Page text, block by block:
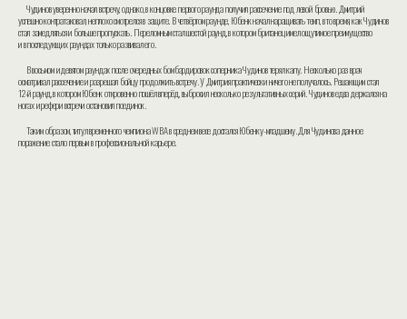
Чудинов уверенно начал встречу, однако, в концовке первого раунда получил рассечение под левой бровью. Дмитрий
успешно контратаковал, неплохо смотрелся в защите. В четвёртом раунде, Юбенк начал наращивать темп, в то время, как Чудинов
стал замедляться и больше пропускать. Переломным стал шестой раунд, в котором британец имел ощутимое преимущество
и в последующих раундах только развивал его.
В восьмом и девятом раундах после очередных бомбардировок соперника Чудинов терял капу. Несколько раз врач
осматривал рассечение и разрешал бойцу продолжить встречу. У Дмитрия практически ничего не получалось. Решающим стал
12-й раунд, в котором Юбенк откровенно пошёл вперёд, выбросил несколько результативных серий. Чудинов едва держался на
ногах и рефери встречи остановил поединок.
Таким образом, титул временного чемпиона WBA в среднем весе достался Юбенку-младшему. Для Чудинова данное
поражение стало первым в профессиональной карьере.